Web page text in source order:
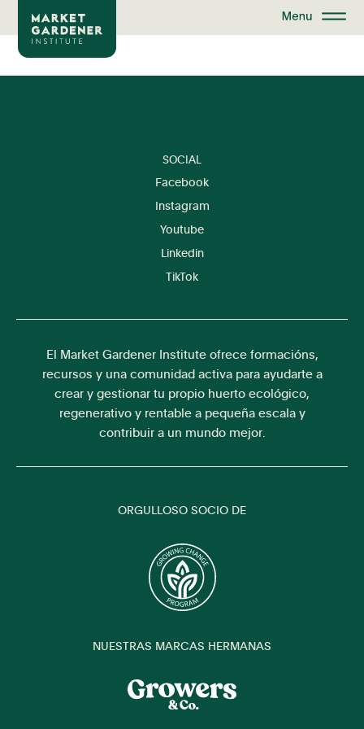
SOCIAL
Facebook
Instagram
Youtube
Linkedin
TikTok
El Market Gardener Institute ofrece formacións,
recursos y una comunidad activa para ayudarte a
crear y gestionar tu propio huerto ecológico,
regenerativo y rentable a pequeña escala y
contribuir a un mundo mejor.
ORGULLOSO SOCIO DE
NUESTRAS MARCAS HERMANAS